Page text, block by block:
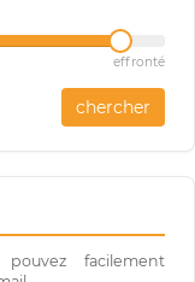
effronté
chercher
facilement